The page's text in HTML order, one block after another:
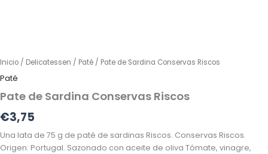
Inicio / Delicatessen / Paté / Pate de Sardina Conservas Riscos
Paté
Pate de Sardina Conservas Riscos
€3,75
Una lata de 75 g de paté de sardinas Riscos. Conservas Riscos.
Origen: Portugal. Sazonado con aceite de oliva Tómate, vinagre,